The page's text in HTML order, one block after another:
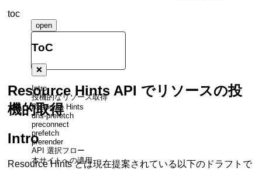
toc
open
ToC
❌
Intro
投機的なリソース取得
Resource Hints
dns-prefetch
preconnect
prefetch
prerender
API 選択フロー
本サイトへの適用
Resource Hints API でリソースの投
機的取得
Intro
Resource Hints とは現在提案されている以下のドラフトで